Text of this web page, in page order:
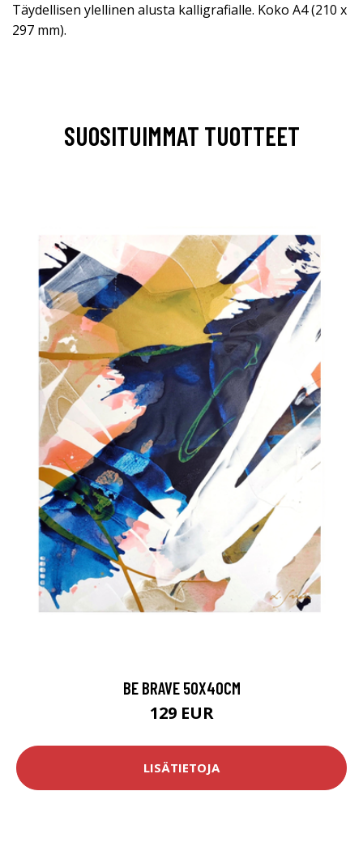
Täydellisen ylellinen alusta kalligrafialle. Koko A4 (210 x
297 mm).
SUOSITUIMMAT TUOTTEET
BE BRAVE 50X40CM
129 EUR
LISÄTIETOJA